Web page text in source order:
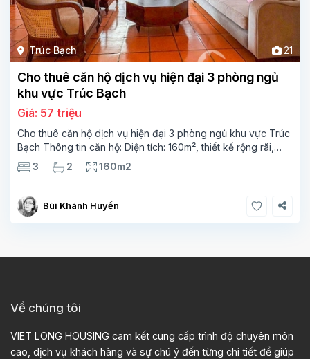
Trúc Bạch 21
Cho thuê căn hộ dịch vụ hiện đại 3 phòng ngủ
khu vực Trúc Bạch
Giá: 57 triệu
Cho thuê căn hộ dịch vụ hiện đại 3 phòng ngủ khu vực Trúc
Bạch Thông tin căn hộ: Diện tích: 160m², thiết kế rộng rãi,
thoáng mát Gồm: 3 phòng ngủ, 2 phòng tắm, phòng khách
3 2 160m2
Bùi Khánh Huyền
Về chúng tôi
VIET LONG HOUSING cam kết cung cấp trình độ chuyên môn
cao, dịch vụ khách hàng và sự chú ý đến từng chi tiết để giúp